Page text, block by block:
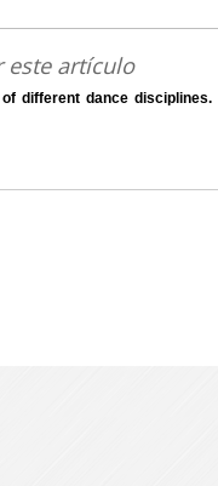
este artículo
different dance disciplines.